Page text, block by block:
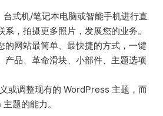
式机/笔记本电脑或智能手机进行直
，拍摄更多照片，发展您的业务。
网站最简单、最快捷的方式，一键
产品、革命滑块、小部件、主题选项
或调整现有的 WordPress 主题，而
题的能力。